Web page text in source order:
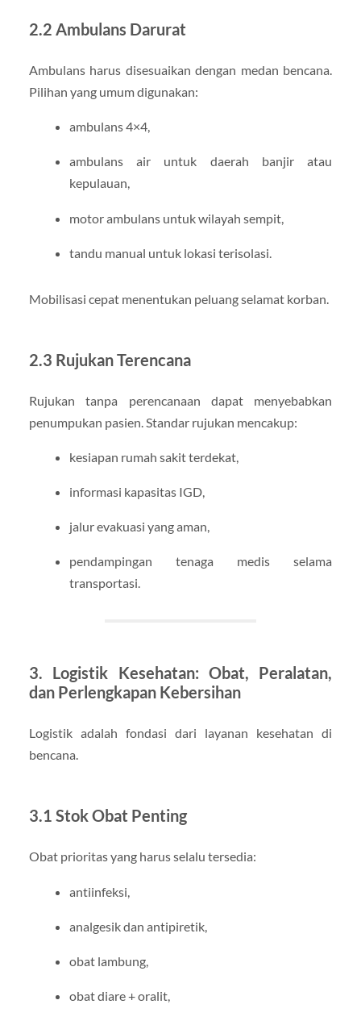
2.2 Ambulans Darurat
Ambulans harus disesuaikan dengan medan bencana.
Pilihan yang umum digunakan:
ambulans 4×4,
ambulans air untuk daerah banjir atau
kepulauan,
motor ambulans untuk wilayah sempit,
tandu manual untuk lokasi terisolasi.
Mobilisasi cepat menentukan peluang selamat korban.
2.3 Rujukan Terencana
Rujukan tanpa perencanaan dapat menyebabkan
penumpukan pasien. Standar rujukan mencakup:
kesiapan rumah sakit terdekat,
informasi kapasitas IGD,
jalur evakuasi yang aman,
pendampingan tenaga medis selama
transportasi.
3. Logistik Kesehatan: Obat, Peralatan,
dan Perlengkapan Kebersihan
Logistik adalah fondasi dari layanan kesehatan di
bencana.
3.1 Stok Obat Penting
Obat prioritas yang harus selalu tersedia:
antiinfeksi,
analgesik dan antipiretik,
obat lambung,
obat diare + oralit,